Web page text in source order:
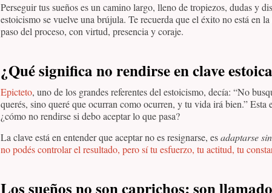
Perseguir tus sueños es un camino largo, lleno de tropiezos, dudas y
estoicismo se vuelve una brújula. Te recuerda que el éxito no está en
paso del proceso, con virtud, presencia y coraje.
¿Qué significa no rendirse en clave
Epicteto, uno de los grandes referentes del estoicismo, decía: “No
querés, sino queré que ocurran como ocurren, y tu vida irá bien.” Esta
¿cómo no rendirse si debo aceptar lo que pasa?
La clave está en entender que aceptar no es resignarse, esadaptarse
no podés controlar el resultado, pero sí tu esfuerzo, tu actitud, tu
Los sueños no son caprichos: son